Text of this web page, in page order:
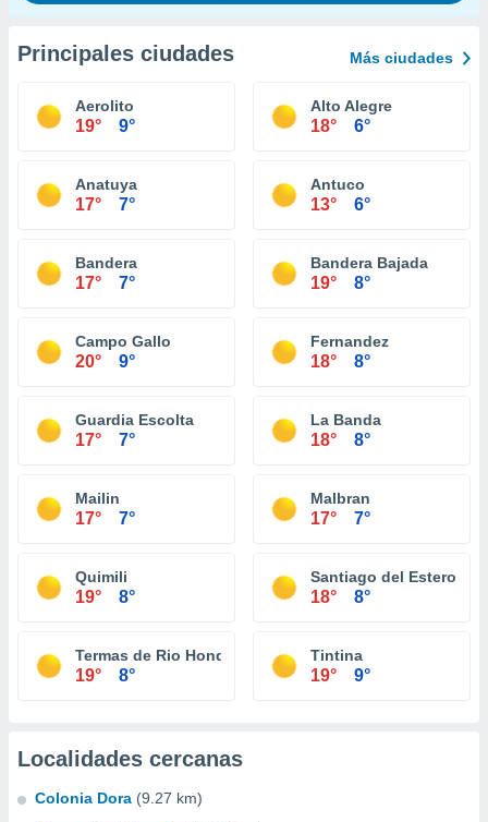
Principales ciudades Más ciudades
Aerolito
19° 9°
Alto Alegre
18° 6°
Anatuya
17° 7°
Antuco
13° 6°
Bandera
17° 7°
Bandera Bajada
19° 8°
Campo Gallo
20° 9°
Fernandez
18° 8°
Guardia Escolta
17° 7°
La Banda
18° 8°
Mailin
17° 7°
Malbran
17° 7°
Quimili
19° 8°
Santiago del Estero
18° 8°
Termas de Rio Hondo
19° 8°
Tintina
19° 9°
Localidades cercanas
Colonia Dora (9.27 km)